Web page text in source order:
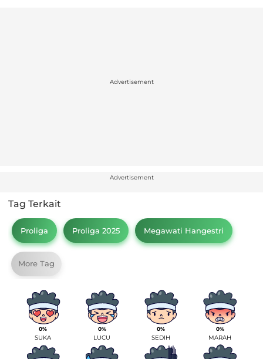
Advertisement
Advertisement
Tag Terkait
Proliga Proliga 2025 Megawati Hangestri
More Tag
0%
SUKA
0%
LUCU
0%
SEDIH
0%
MARAH